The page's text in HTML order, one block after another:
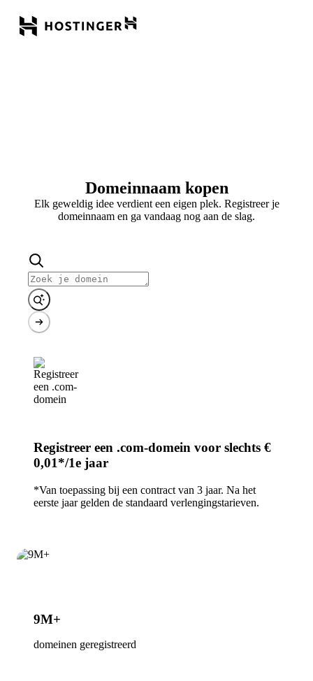
Domeinnaam kopen
Elk geweldig idee verdient een eigen plek. Registreer je
domeinnaam en ga vandaag nog aan de slag.
Registreer een .com-domein voor slechts €
0,01*/1e jaar
*Van toepassing bij een contract van 3 jaar. Na het
eerste jaar gelden de standaard verlengingstarieven.
9M+
domeinen geregistreerd